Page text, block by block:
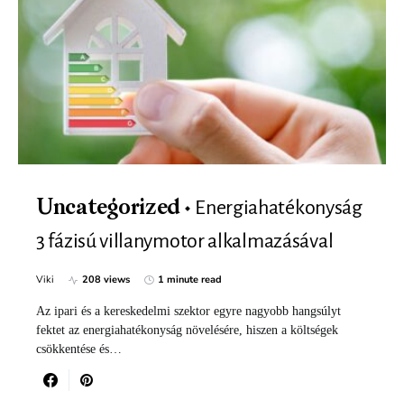
Uncategorized
Energiahatékonyság
3 fázisú villanymotor alkalmazásával
Viki 208 views 1 minute read
Az ipari és a kereskedelmi szektor egyre nagyobb hangsúlyt
fektet az energiahatékonyság növelésére, hiszen a költségek
csökkentése és…